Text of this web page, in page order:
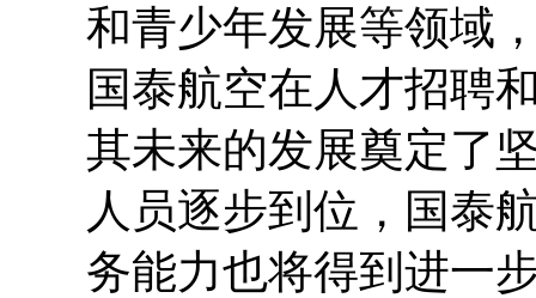
和青少年发展等领域
国泰航空在人才招聘
其未来的发展奠定了
人员逐步到位，国泰
务能力也将得到进一